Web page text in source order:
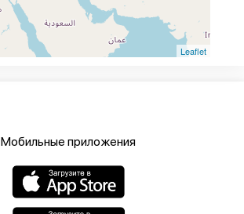
Leaflet
Мобильные приложения